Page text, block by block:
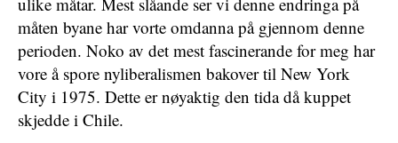
måten byane har vorte omdanna på gjennom denne
perioden. Noko av det mest fascinerande for meg har
vore å spore nyliberalismen bakover til New York
City i 1975. Dette er nøyaktig den tida då kuppet
skjedde i Chile.